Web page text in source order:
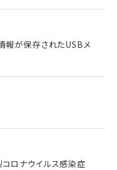
報が保存されたUSBメ
ロナウイルス感染症